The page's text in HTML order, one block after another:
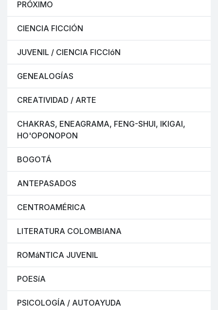
PRÓXIMO
CIENCIA FICCIÓN
JUVENIL / CIENCIA FICCIóN
GENEALOGÍAS
CREATIVIDAD / ARTE
CHAKRAS, ENEAGRAMA, FENG-SHUI, IKIGAI,
HO'OPONOPON
BOGOTÁ
ANTEPASADOS
CENTROAMÉRICA
LITERATURA COLOMBIANA
ROMáNTICA JUVENIL
POESíA
PSICOLOGÍA / AUTOAYUDA